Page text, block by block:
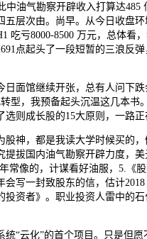
中油气勘察开辟收入打算达485
层次由。尚早。从今日收盘
吃亏8000-8500 万元，总体看
点起头了一段短暂的三浪反
馆继续开张，总有人问下跌
型，我预备起头沉温这几本书
则成长股的15大原则，一路正
，都是我读大学时候买的，
提拔国内油气勘察开辟力度，
常像的，计谋看好油服，5.《
写一封致股东的信，估计2018
投资者》。职业投资人雷中的
云化”的首个项目。只是但愿